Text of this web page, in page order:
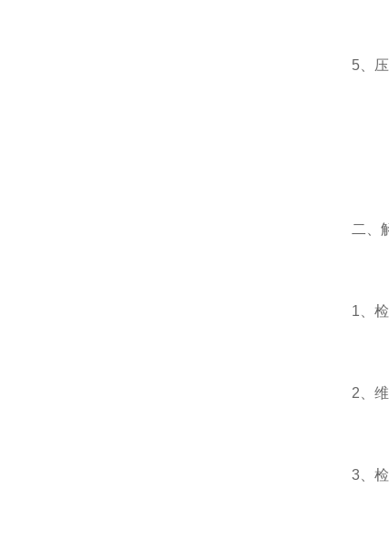
5、压力
二、解
1、检查
2、维护
3、检查